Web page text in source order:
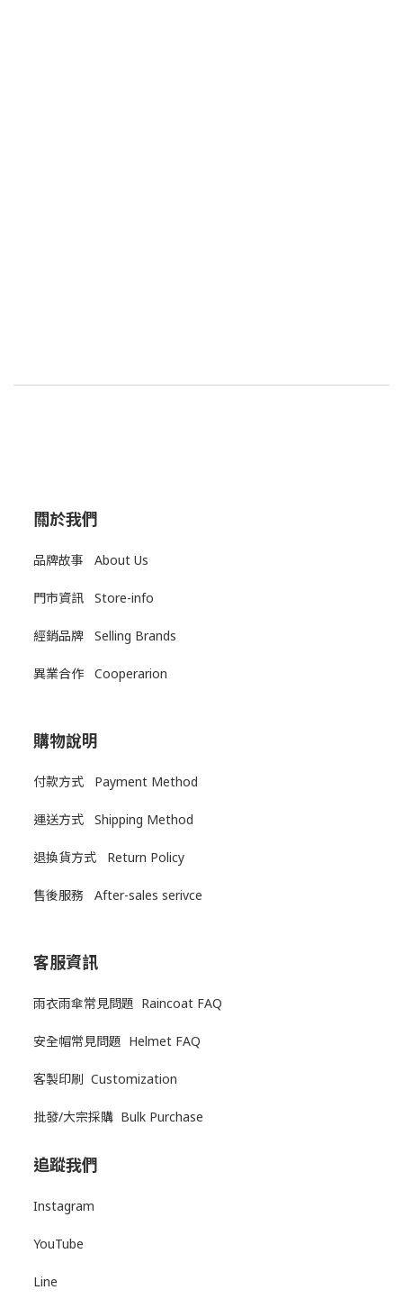
關於我們
品牌故事 About Us
門市資訊 Store-info
經銷品牌 Selling Brands
異業合作 Cooperarion
購物說明
付款方式 Payment Method
運送方式 Shipping Method
退換貨方式 Return Policy
售後服務 After-sales serivce
客服資訊
雨衣雨傘常見問題 Raincoat FAQ
安全帽常見問題 Helmet FAQ
客製印刷 Customization
批發/大宗採購 Bulk Purchase
追蹤我們
Instagram
YouTube
Line